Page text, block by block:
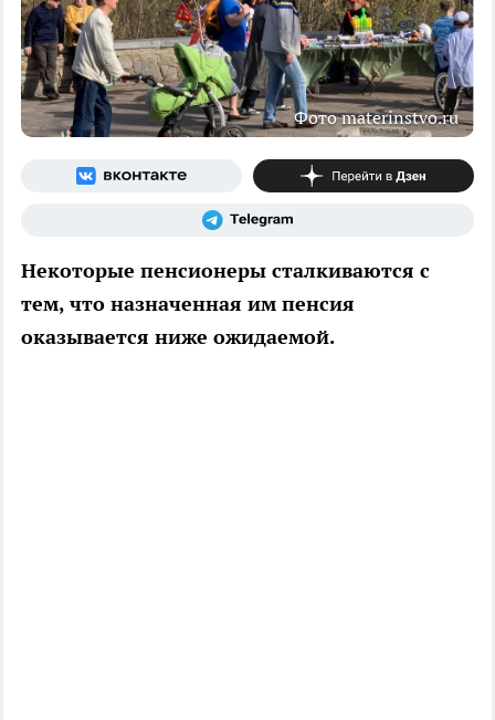
Фото materinstvo.ru
Некоторые пенсионеры сталкиваются с
тем, что назначенная им пенсия
оказывается ниже ожидаемой.